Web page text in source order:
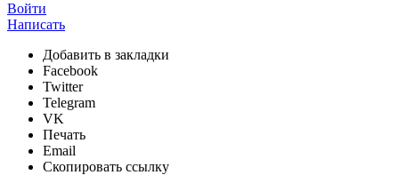
Войти
Написать
Добавить в закладки
Facebook
Twitter
Telegram
VK
Печать
Email
Скопировать ссылку